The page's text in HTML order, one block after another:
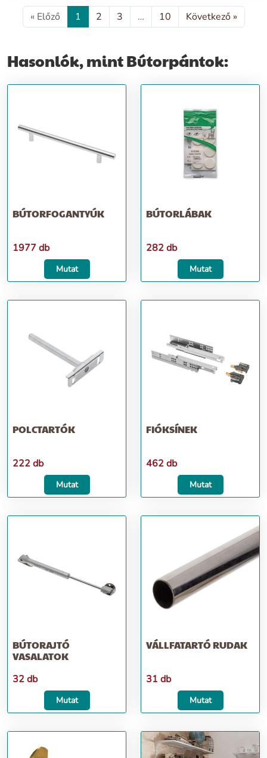
« Előző 1 2 3 … 10 Következő »
Hasonlók, mint Bútorpántok:
BÚTORFOGANTYÚK
1977 db
Mutat
BÚTORLÁBAK
282 db
Mutat
POLCTARTÓK
222 db
Mutat
FIÓKSÍNEK
462 db
Mutat
BÚTORAJTÓ
VASALATOK
32 db
Mutat
VÁLLFATARTÓ RUDAK
31 db
Mutat